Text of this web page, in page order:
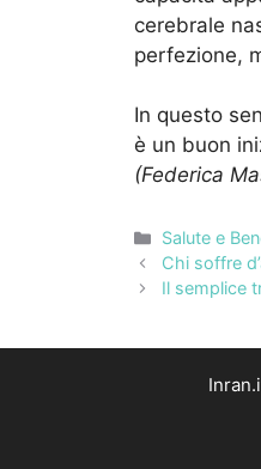
cerebrale
perfezione,
In questo
è un buon
(Federica
Categorie
Salute e
Chi soffre
Il semplice